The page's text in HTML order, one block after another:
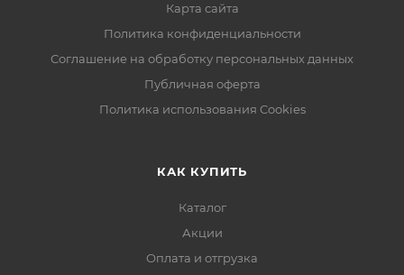
Карта сайта
Политика конфиденциальности
Соглашение на обработку персональных данных
Публичная оферта
Политика использования Cookies
КАК КУПИТЬ
Каталог
Акции
Оплата и отгрузка